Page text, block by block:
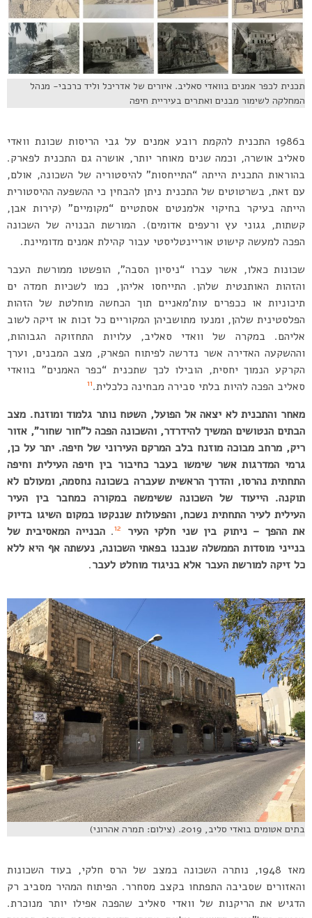
תכנית לכפר אמנים בוואדי סאליב. איורים של אדריכל וליד כרכבי- מנהל
המחלקה לשימור מבנים ואתרים בעיריית חיפה
ב1986 התכנית להקמת רובע אמנים על גבי הריסות שכונת וואדי
סאליב אושרה, וכמה שנים מאוחר יותר, אושרה גם התכנית לפארק.
בהוראות התכנית הייתה “התייחסות” להיסטוריה של השכונה, אולם,
עם זאת, בשרטוטים של התכנית ניתן להבחין כי ההשפעה ההיסטורית
הייתה בעיקר בחיקוי אלמנטים אסתטיים “מקומיים” (קירות אבן,
קשתות, גגוני עץ ורעפים אדומים). המורשת הבנויה של השכונה
הפכה למעשה קישוט אוריינטליסטי עבור קהילת אמנים מדומיינת.
שכונות כאלו, אשר עברו “ניסיון הסבה”, הופשטו ממורשת העבר
והזהות האותנטית שלהן. התייחסו אליהן, כמו לשכיות חמדה ים
תיכוניות או ככפרים עות’מאניים תוך הכחשה מוחלטת של הזהות
הפלסטינית שלהן, ומנעו מתושביהן המקוריים כל זכות או זיקה לשוב
אליהם. במקרה של וואדי סאליב, עלויות התחזוקה הגבוהות,
וההשקעה האדירה אשר נדרשה לפיתוח הפארק, מצב המבנים, וערך
הקרקע הנמוך יחסית, הובילו לכך שתכנית “כפר האמנים” בוואדי
סאליב הפכה להיות בלתי סבירה מבחינה כלכלית.11
מאחר והתכנית לא יצאה אל הפועל, השטח נותר גלמוד ומוזנח. מצב
הבתים הנטושים המשיך להידרדר, והשכונה הפכה ל”חור שחור”, אזור
ריק, מרחב מבוכה מוזנח בלב המרקם העירוני של חיפה. יתר על כן,
גרמי המדרגות אשר שימשו בעבר כחיבור בין חיפה העילית וחיפה
התחתית נהרסו, והדרך הראשית שעברה בשכונה נחסמה, ומעולם לא
תוקנה. הייעוד של השכונה ששימשה במקורה כמחבר בין העיר
העילית לעיר התחתית נשכח, והפעולות שננקטו במקום השיגו בדיוק
את ההפך – ניתוק בין שני חלקי העיר
12
.הבנייה המאסיבית של
בנייני מוסדות הממשלה שנבנו בפאתי השכונה, נעשתה אף היא ללא
כל זיקה למורשת העבר אלא בניגוד מוחלט לעבר.
בתים אטומים בואדי סליב, 2019. (צילום: תמרה אהרוני)
מאז 1948, נותרה השכונה במצב של הרס חלקי, בעוד השכונות
והאזורים שסביבה התפתחו בקצב מסחרר. הפיתוח המהיר מסביב רק
הדגיש את הריקנות של וואדי סאליב שהפכה אפילו יותר מנוכרת.